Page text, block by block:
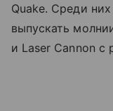
Quake. Среди
выпускать
и Laser Cannon